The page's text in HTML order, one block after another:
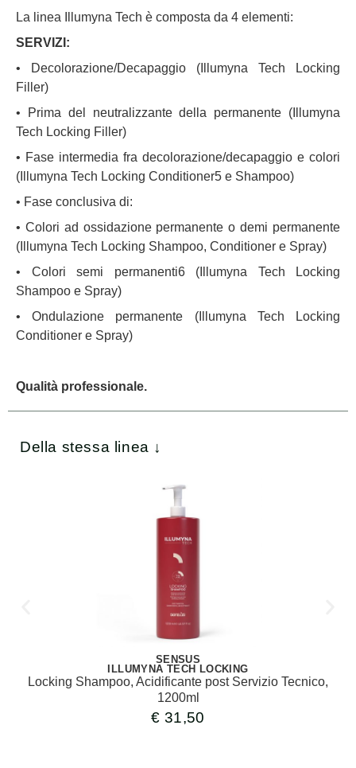
La linea Illumyna Tech è composta da 4 elementi:
SERVIZI:
• Decolorazione/Decapaggio (Illumyna Tech Locking
Filler)
• Prima del neutralizzante della permanente (Illumyna
Tech Locking Filler)
• Fase intermedia fra decolorazione/decapaggio e colori
(Illumyna Tech Locking Conditioner5 e Shampoo)
• Fase conclusiva di:
• Colori ad ossidazione permanente o demi permanente
(Illumyna Tech Locking Shampoo, Conditioner e Spray)
• Colori semi permanenti6 (Illumyna Tech Locking
Shampoo e Spray)
• Ondulazione permanente (Illumyna Tech Locking
Conditioner e Spray)
Qualità professionale.
Della stessa linea ↓
SENSUS
ILLUMYNA TECH LOCKING
Locking Shampoo, Acidificante post Servizio Tecnico,
1200ml
€ 31,50